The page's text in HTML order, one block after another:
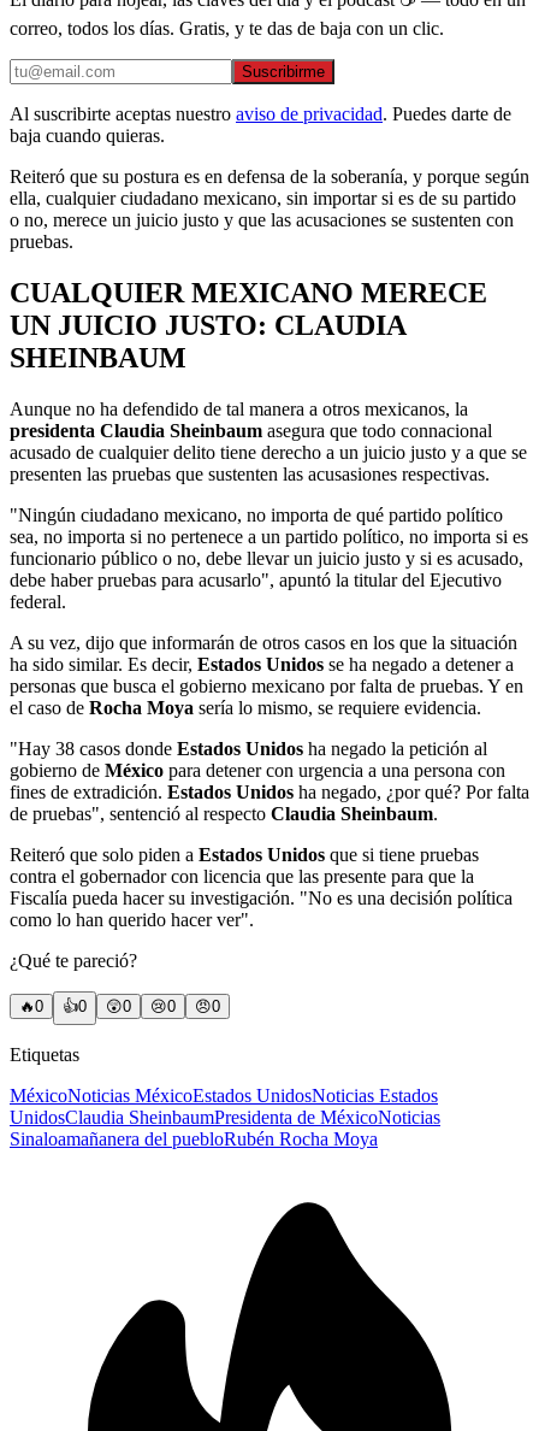
correo, todos los días. Gratis, y te das de baja con un clic.
Suscribirme
Al suscribirte aceptas nuestro aviso de privacidad. Puedes darte de
baja cuando quieras.
Reiteró que su postura es en defensa de la soberanía, y porque según
ella, cualquier ciudadano mexicano, sin importar si es de su partido
o no, merece un juicio justo y que las acusaciones se sustenten con
pruebas.
CUALQUIER MEXICANO MERECE
UN JUICIO JUSTO: CLAUDIA
SHEINBAUM
Aunque no ha defendido de tal manera a otros mexicanos, la
presidenta Claudia Sheinbaum asegura que todo connacional
acusado de cualquier delito tiene derecho a un juicio justo y a que se
presenten las pruebas que sustenten las acusasiones respectivas.
"Ningún ciudadano mexicano, no importa de qué partido político
sea, no importa si no pertenece a un partido político, no importa si es
funcionario público o no, debe llevar un juicio justo y si es acusado,
debe haber pruebas para acusarlo", apuntó la titular del Ejecutivo
federal.
A su vez, dijo que informarán de otros casos en los que la situación
ha sido similar. Es decir, Estados Unidos se ha negado a detener a
personas que busca el gobierno mexicano por falta de pruebas. Y en
el caso de Rocha Moya sería lo mismo, se requiere evidencia.
"Hay 38 casos donde Estados Unidos ha negado la petición al
gobierno de México para detener con urgencia a una persona con
fines de extradición. Estados Unidos ha negado, ¿por qué? Por falta
de pruebas", sentenció al respecto Claudia Sheinbaum.
Reiteró que solo piden a Estados Unidos que si tiene pruebas
contra el gobernador con licencia que las presente para que la
Fiscalía pueda hacer su investigación. "No es una decisión política
como lo han querido hacer ver".
¿Qué te pareció?
🔥0 👍0 😲0 😢0 😠0
Etiquetas
MéxicoNoticias MéxicoEstados UnidosNoticias Estados
UnidosClaudia SheinbaumPresidenta de MéxicoNoticias
Sinaloamañanera del puebloRubén Rocha Moya